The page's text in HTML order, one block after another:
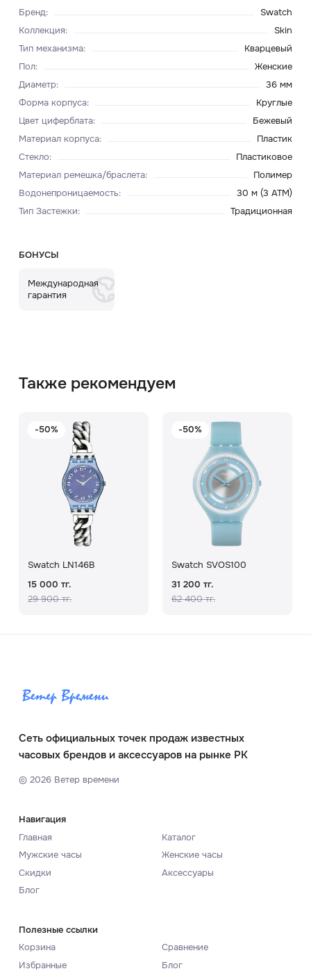
Бренд:
Swatch
Коллекция:
Skin
Тип механизма:
Кварцевый
Пол:
Женские
Диаметр:
36 мм
Форма корпуса:
Круглые
Цвет циферблата:
Бежевый
Материал корпуса:
Пластик
Стекло:
Пластиковое
Материал ремешка/браслета:
Полимер
Водонепроницаемость:
30 м (3 ATM)
Тип Застежки: Традиционная
БОНУСЫ
Международная
гарантия
Также рекомендуем
-50%
Swatch LN146B
15 000 тг.
29 900 тг.
-50%
Swatch SVOS100
31 200 тг.
62 400 тг.
Сеть официальных точек продаж известных
часовых брендов и аксессуаров на рынке РК
© 2026Ветер времени
Навигация
Главная
Каталог
Мужские часы
Женские часы
Скидки
Аксессуары
Блог
Полезные ссылки
Корзина
Сравнение
Избранные
Блог